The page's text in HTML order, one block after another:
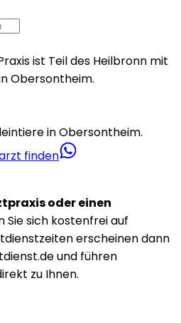
ist Teil des Heilbronn mit
Obersontheim.
in Obersontheim.
finden
oder einen
Sie sich kostenfrei auf
erscheinen dann
und führen
zu Ihnen.